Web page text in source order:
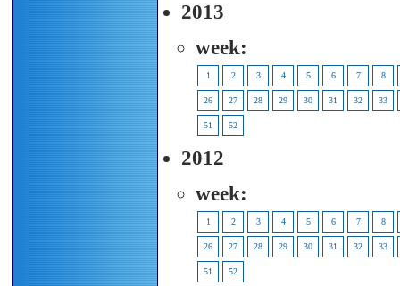
2013
week:
1 2 3 4 5 6 7 8
26 27 28 29 30 31 32 33
51 52
2012
week:
1 2 3 4 5 6 7 8
26 27 28 29 30 31 32 33
51 52